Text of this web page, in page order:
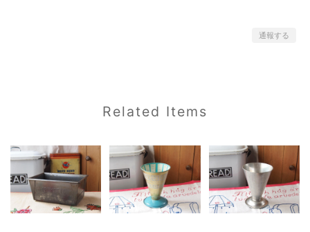
通報する
Related Items